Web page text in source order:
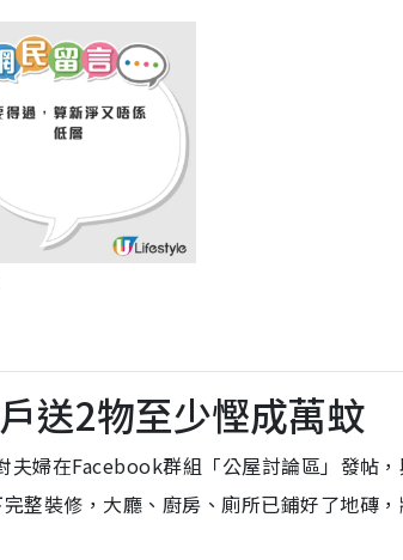
送2物至少慳成萬蚊
夫婦在Facebook群組「公屋討論區」發帖
整裝修，大廳、廚房、廁所已鋪好了地磚